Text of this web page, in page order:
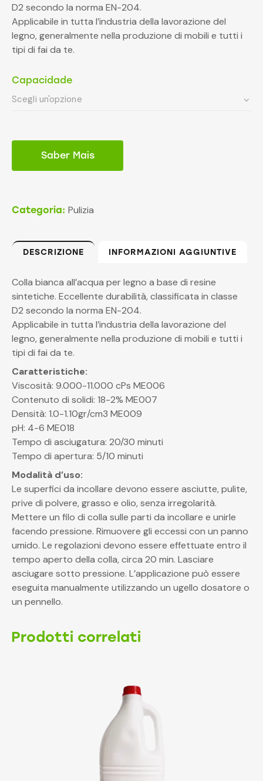
D2 secondo la norma EN-204.
Applicabile in tutta l’industria della lavorazione del
legno, generalmente nella produzione di mobili e tutti i
tipi di fai da te.
Capacidade
Saber Mais
Categoria: Pulizia
DESCRIZIONE INFORMAZIONI AGGIUNTIVE
Colla bianca all’acqua per legno a base di resine
sintetiche. Eccellente durabilità, classificata in classe
D2 secondo la norma EN-204.
Applicabile in tutta l’industria della lavorazione del
legno, generalmente nella produzione di mobili e tutti i
tipi di fai da te.
Caratteristiche:
Viscosità: 9.000-11.000 cPs ME006
Contenuto di solidi: 18-2% ME007
Densità: 1.0-1.10gr/cm3 ME009
pH: 4-6 ME018
Tempo di asciugatura: 20/30 minuti
Tempo di apertura: 5/10 minuti
Modalità d’uso:
Le superfici da incollare devono essere asciutte, pulite,
prive di polvere, grasso e olio, senza irregolarità.
Mettere un filo di colla sulle parti da incollare e unirle
facendo pressione. Rimuovere gli eccessi con un panno
umido. Le regolazioni devono essere effettuate entro il
tempo aperto della colla, circa 20 min. Lasciare
asciugare sotto pressione. L’applicazione può essere
eseguita manualmente utilizzando un ugello dosatore o
un pennello.
Prodotti correlati